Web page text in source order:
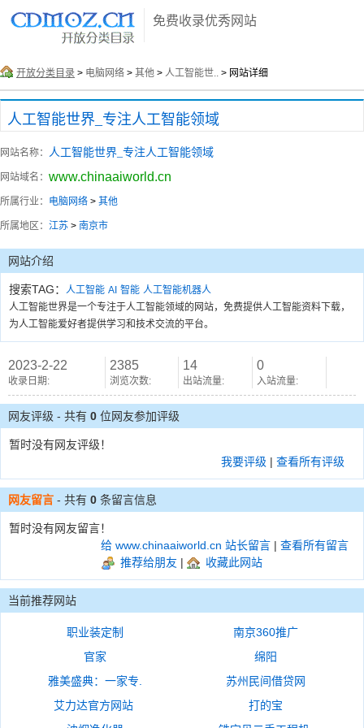
免费收录优秀网站
开放分类目录 > 电脑网络 > 其他 > 人工智能世.. > 网站详细
人工智能世界_专注人工智能领域
网站名称： 人工智能世界_专注人工智能领域
网站域名： www.chinaaiworld.cn
所属行业： 电脑网络 > 其他
所属地区： 江苏 > 南京市
网站介绍
搜索TAG： 人工智能 AI 智能 人工智能机器人
人工智能世界是一个专注于人工智能领域的网站，免费提供人工智能资料下载，
为人工智能爱好者提供学习和技术交流的平台。
2023-2-22
收录日期:
2385
浏览次数:
14
出站流量:
0
入站流量:
网友评级 - 共有 0 位网友参加评级
暂时没有网友评级！
我要评级 | 查看所有评级
网友留言 - 共有 0 条留言信息
暂时没有网友留言！
给 www.chinaaiworld.cn 站长留言 | 查看所有留言
推荐给朋友 | 收藏此网站
当前推荐网站
职业装定制
南京360推广
官家
绵阳
雅美盛典：一家专.
苏州民间借贷网
艾力达官方网站
打的宝